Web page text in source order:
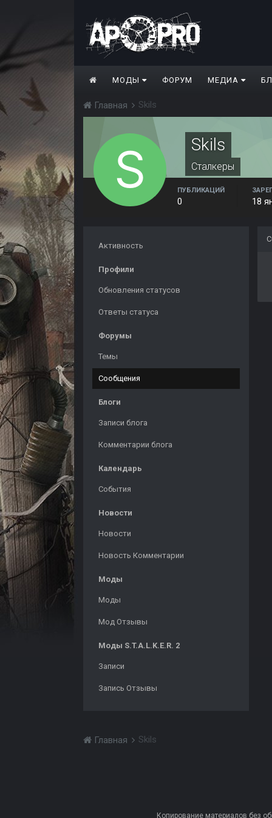
МОДЫ ФОРУМ МЕДИА
Главная Skils
Skils
Сталкеры
ПУБЛИКАЦИЙ
0 18
Активность
Профили
Обновления статусов
Ответы статуса
Форумы
Темы
Сообщения
Блоги
Записи блога
Комментарии блога
Календарь
События
Новости
Новости
Новость Комментарии
Моды
Моды
Мод Отзывы
Моды S.T.A.L.K.E.R. 2
Записи
Запись Отзывы
Главная Skils
Копирование материалов без